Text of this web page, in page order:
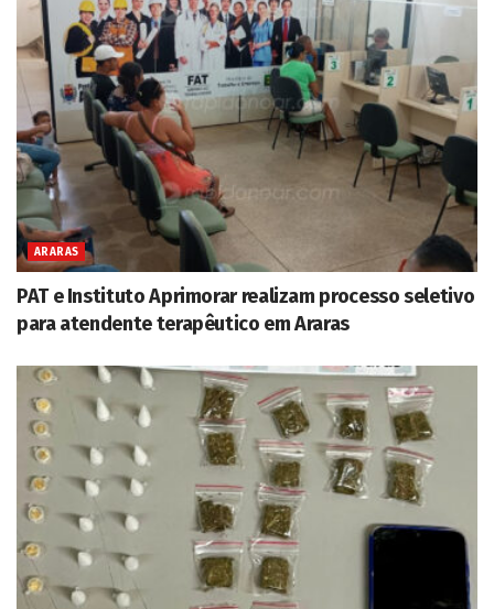
ARARAS
PAT e Instituto Aprimorar realizam processo seletivo
para atendente terapêutico em Araras